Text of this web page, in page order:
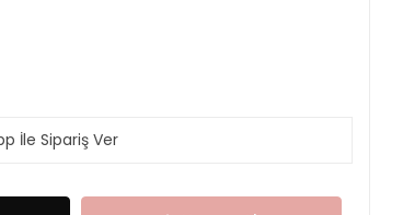
İle Sipariş Ver